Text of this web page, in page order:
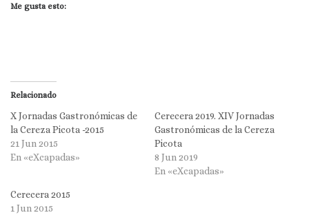
Me gusta esto:
Relacionado
X Jornadas Gastronómicas de
la Cereza Picota -2015
21 Jun 2015
En «eXcapadas»
Cerecera 2019. XIV Jornadas
Gastronómicas de la Cereza
Picota
8 Jun 2019
En «eXcapadas»
Cerecera 2015
1 Jun 2015